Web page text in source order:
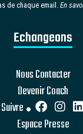
de chaque email. En
Echangeons
Nous Contacter
Devenir Coach
Espace Presse